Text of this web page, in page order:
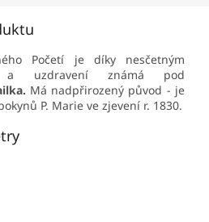
Početí je díky nesčetným
a uzdravení známá pod
Má nadpřirozený původ - je
P. Marie ve zjevení r. 1830.